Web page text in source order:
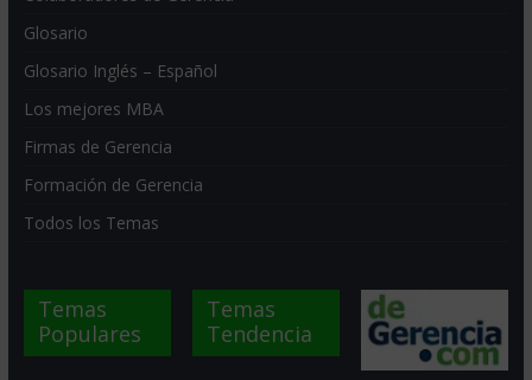
Glosario
Glosario Inglés – Español
Los mejores MBA
Firmas de Gerencia
Formación de Gerencia
Todos los Temas
Temas
Populares
Temas
Tendencia